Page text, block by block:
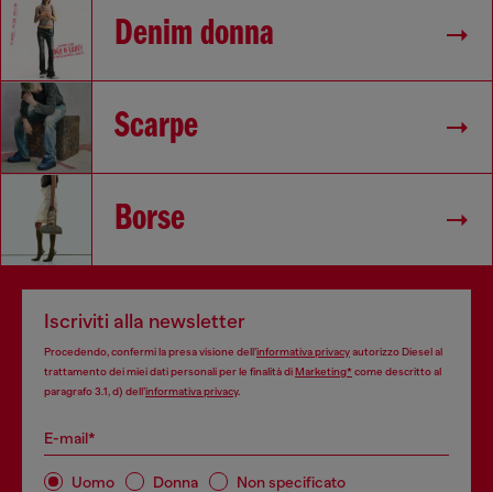
Denim donna
Scarpe
Borse
Iscriviti alla newsletter
Procedendo, confermi la presa visione dell’informativa privacyautorizzo Diesel al
trattamento dei miei dati personali per le finalità diMarketing*come descritto al
paragrafo 3.1, d) dell’informativa privacy.
E-mail*
Uomo Donna Non specificato